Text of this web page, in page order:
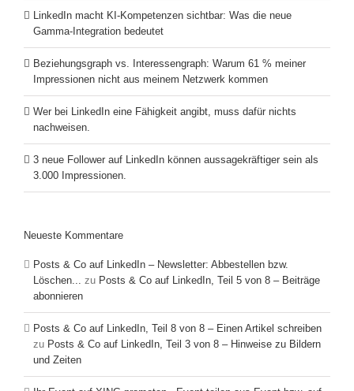
LinkedIn macht KI-Kompetenzen sichtbar: Was die neue
Gamma-Integration bedeutet
Beziehungsgraph vs. Interessengraph: Warum 61 % meiner
Impressionen nicht aus meinem Netzwerk kommen
Wer bei LinkedIn eine Fähigkeit angibt, muss dafür nichts
nachweisen.
3 neue Follower auf LinkedIn können aussagekräftiger sein als
3.000 Impressionen.
Neueste Kommentare
Posts & Co auf LinkedIn – Newsletter: Abbestellen bzw.
Löschen... zu Posts & Co auf LinkedIn, Teil 5 von 8 – Beiträge
abonnieren
Posts & Co auf LinkedIn, Teil 8 von 8 – Einen Artikel schreiben
zu Posts & Co auf LinkedIn, Teil 3 von 8 – Hinweise zu Bildern
und Zeiten